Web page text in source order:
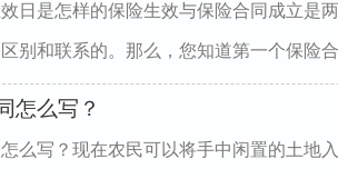
日是怎样的保险生效与保险合同成立是
别和联系的。那么，您知道第一个保险
怎么写？
么写？现在农民可以将手中闲置的土地